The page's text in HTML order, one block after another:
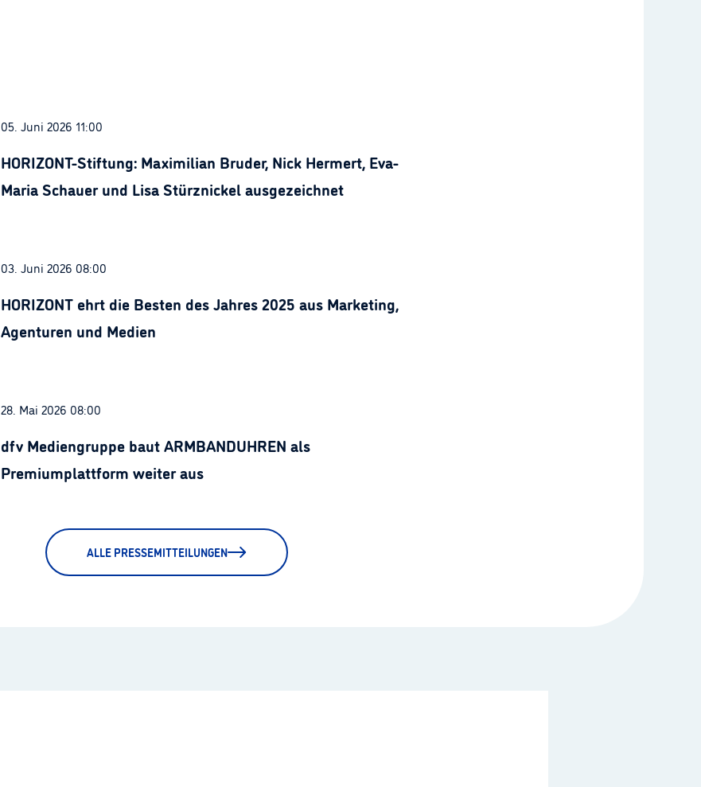
05. Juni 2026 11:00
HORIZONT-Stiftung: Maximilian Bruder, Nick Hermert, Eva-
Maria Schauer und Lisa Stürznickel ausgezeichnet
03. Juni 2026 08:00
HORIZONT ehrt die Besten des Jahres 2025 aus Marketing,
Agenturen und Medien
28. Mai 2026 08:00
dfv Mediengruppe baut ARMBANDUHREN als
Premiumplattform weiter aus
ALLE PRESSEMITTEILUNGEN